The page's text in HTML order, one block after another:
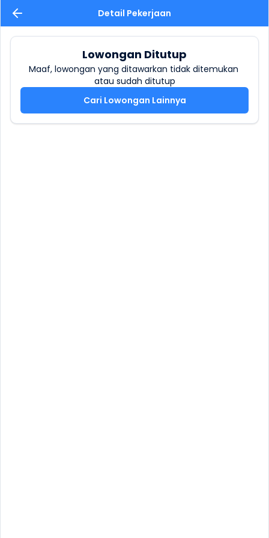
Detail Pekerjaan
Lowongan Ditutup
Maaf, lowongan yang ditawarkan tidak ditemukan
atau sudah ditutup
Cari Lowongan Lainnya